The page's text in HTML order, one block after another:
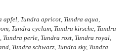
apfel, Tundra apricot, Tundra aqua,
Tundra cyclam, Tundra kirsche, Tundra
Tundra perle, Tundra rost, Tundra royal,
Tundra schwarz, Tundra sky, Tundra